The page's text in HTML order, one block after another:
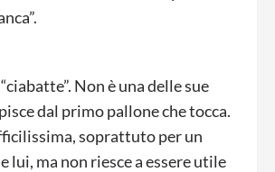
Non è una delle sue
dal primo pallone che tocca.
soprattuto per un
lui, ma non riesce a essere utile